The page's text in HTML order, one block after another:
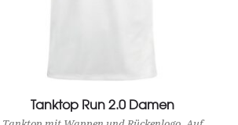
View Product
Tanktop Run 2.0 Damen